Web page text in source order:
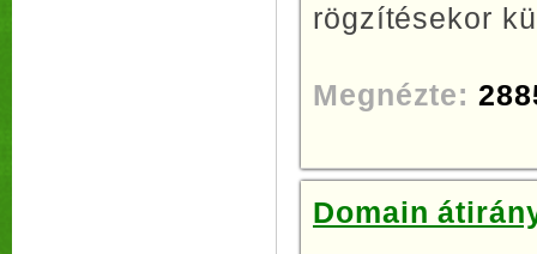
rögzítésekor
Megnézte:
Domain